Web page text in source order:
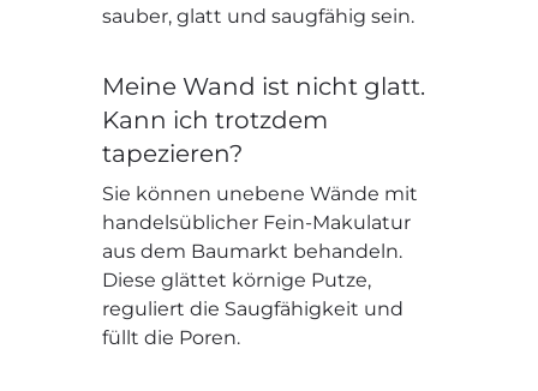
sauber, glatt und saugfähig sein.
Meine Wand ist nicht glatt.
Kann ich trotzdem
tapezieren?
Sie können unebene Wände mit
handelsüblicher Fein-Makulatur
aus dem Baumarkt behandeln.
Diese glättet körnige Putze,
reguliert die Saugfähigkeit und
füllt die Poren.